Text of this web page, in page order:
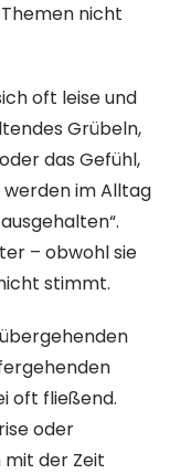
nicht
oft leise und
Grübeln,
das Gefühl,
werden im Alltag
– obwohl sie
stimmt.
oft fließend.
oder
der Zeit